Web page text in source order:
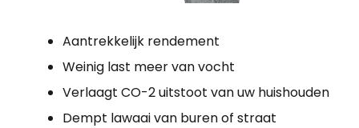
Aantrekkelijk rendement
Weinig last meer van vocht
Verlaagt CO-2 uitstoot van uw huishouden
Dempt lawaai van buren of straat